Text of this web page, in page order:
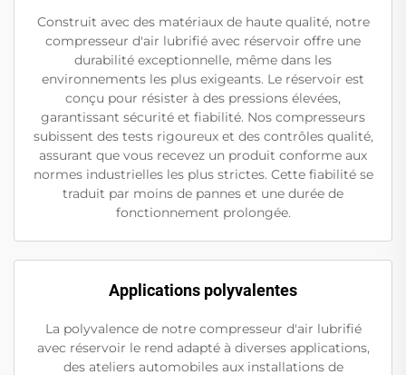
Construit avec des matériaux de haute qualité, notre
compresseur d'air lubrifié avec réservoir offre une
durabilité exceptionnelle, même dans les
environnements les plus exigeants. Le réservoir est
conçu pour résister à des pressions élevées,
garantissant sécurité et fiabilité. Nos compresseurs
subissent des tests rigoureux et des contrôles qualité,
assurant que vous recevez un produit conforme aux
normes industrielles les plus strictes. Cette fiabilité se
traduit par moins de pannes et une durée de
fonctionnement prolongée.
Applications polyvalentes
La polyvalence de notre compresseur d'air lubrifié
avec réservoir le rend adapté à diverses applications,
des ateliers automobiles aux installations de